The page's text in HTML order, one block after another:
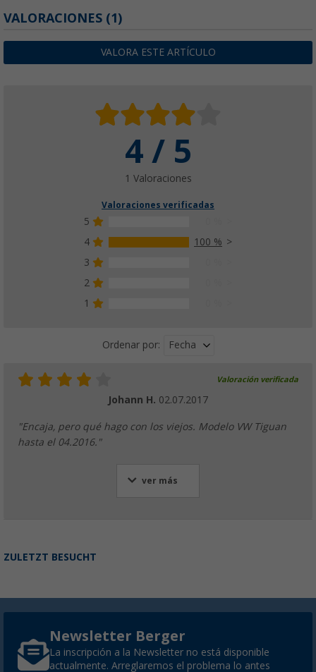
VALORACIONES (1)
VALORA ESTE ARTÍCULO
4 / 5
1 Valoraciones
Valoraciones verificadas
5
4
100 %
3
2
1
Ordenar por: Fecha
Valoración verificada
Johann H. 02.07.2017
"Encaja, pero qué hago con los viejos. Modelo VW Tiguan
hasta el 04.2016."
ver más
ZULETZT BESUCHT
Newsletter Berger
La inscripción a la Newsletter no está disponible
actualmente. Arreglaremos el problema lo antes